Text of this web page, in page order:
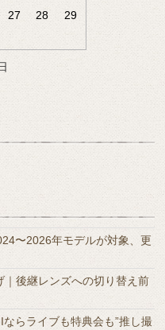
27 28
29
〜2026年モデルが対象、更
後継レンズへの切り替え前
らライブも特典会も”推し撮